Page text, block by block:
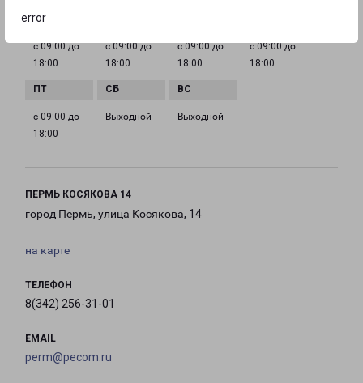
error
с 09:00 до
18:00
с 09:00 до
18:00
с 09:00 до
18:00
с 09:00 до
18:00
с 09:00 до
18:00
Выходной Выходной
ПЕРМЬ КОСЯКОВА 14
город Пермь, улица Косякова, 14
на карте
ТЕЛЕФОН
8(342) 256-31-01
EMAIL
perm@pecom.ru